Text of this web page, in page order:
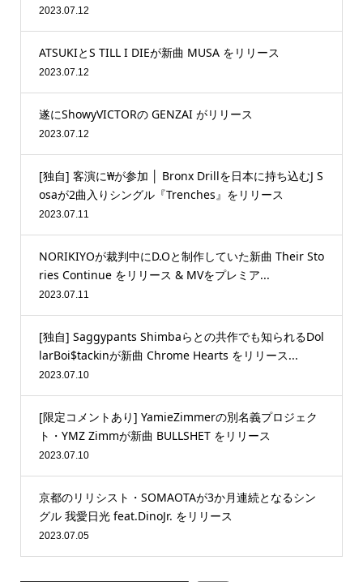
2023.07.12
ATSUKIとS TILL I DIEが新曲 MUSA をリリース
2023.07.12
遂にShowyVICTORの GENZAI がリリース
2023.07.12
[独自] 客演に₩が参加 │ Bronx Drillを日本に持ち込むJ S
osaが2曲入りシングル『Trenches』をリリース
2023.07.11
NORIKIYOが裁判中にD.Oと制作していた新曲 Their Sto
ries Continue をリリース & MVをプレミア...
2023.07.11
[独自] Saggypants Shimbaらとの共作でも知られるDol
larBoi$tackinが新曲 Chrome Hearts をリリース...
2023.07.10
[限定コメントあり] YamieZimmerの別名義プロジェク
ト・YMZ Zimmが新曲 BULLSHET をリリース
2023.07.10
京都のリリシスト・SOMAOTAが3か月連続となるシン
グル 我愛日光 feat.DinoJr. をリリース
2023.07.05